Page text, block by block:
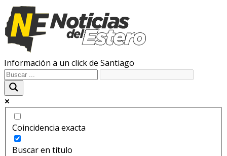
Información a un click de Santiago
Coincidencia exacta
Buscar en título